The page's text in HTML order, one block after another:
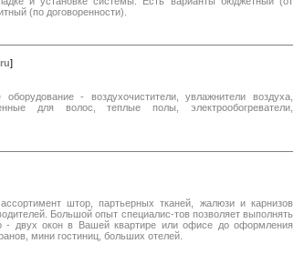
(по договоренности).
ru]
- воздухочистители, увлажнители воздуха,
для волос, теплые полы, электрообогреватели,
штор, партьерных тканей, жалюзи и карнизов
Большой опыт специалис-тов позволяет выполнять
- двух окон в Вашей квартире или офисе до оформления
мини гостиниц, больших отелей.